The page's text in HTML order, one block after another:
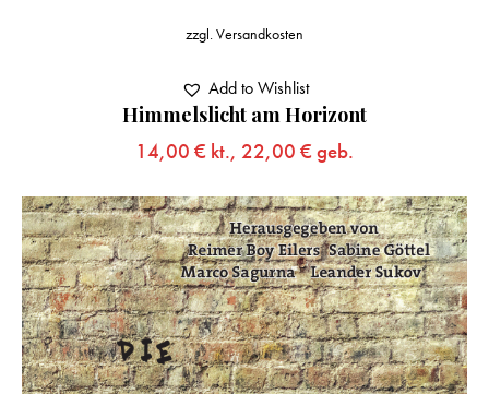
Himmelslicht am Horizont
14,00 € kt., 22,00 € geb.
zzgl.Versandkosten
Add to Wishlist